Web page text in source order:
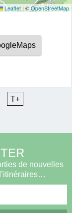
Leaflet | ©OpenStreetMap
T+
de nouvelles